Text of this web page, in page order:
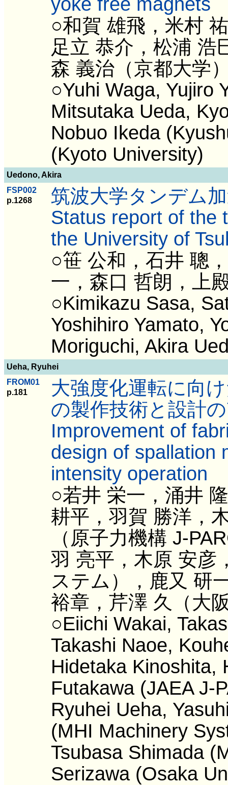
○和賀 雄飛，米村
足立 恭介，松浦 浩
森 義治（京都大学
○Yuhi Waga, Yujiro
Mitsutaka Ueda,
Nobuo Ikeda
(Kyoto University)
Uedono, Akira
FSP002
p.1268
筑波大学タンデム
Status report of the
the University of
○笹 公和，石井 聰
一，森口 哲朗，上
○Kimikazu Sasa,
Yoshihiro Yamato,
Moriguchi, Akira
Ueha, Ryuhei
FROM01
p.181
大強度化運転に向
の製作技術と設計
Improvement of
design of spallation
intensity operation
○若井 栄一，涌井
耕平，羽賀 勝洋，
（原子力機構 J-
羽 亮平，木原 安彦
ステム），鹿又 研
裕章，芹澤 久（大
○Eiichi Wakai,
Takashi Naoe,
Hidetaka Kinoshita,
Futakawa (JAEA J-
Ryuhei Ueha,
(MHI Machinery
Tsubasa Shimada
Serizawa (Osaka